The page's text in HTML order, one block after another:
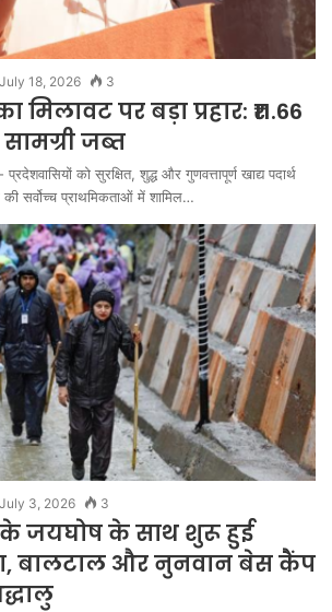
July 18, 2026 3
मिलावट पर बड़ा प्रहार: ₹11.66
जब्त
को सुरक्षित, शुद्ध और गुणवत्तापूर्ण खाद्य पदार्थ
सर्वोच्च प्राथमिकताओं में शामिल…
July 3, 2026 3
जयघोष के साथ शुरू हुई
बालटाल और नुनवान बेस कैंप